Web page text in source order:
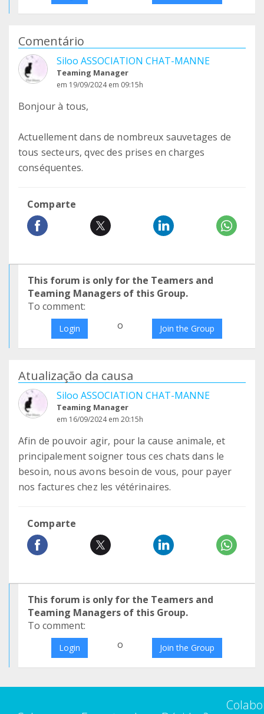
Comentário
Siloo ASSOCIATION CHAT-MANNE
Teaming Manager
em 19/09/2024 em 09:15h
Bonjour à tous,
Actuellement dans de nombreux sauvetages de
tous secteurs, qvec des prises en charges
conséquentes.
Comparte
This forum is only for the Teamers and
Teaming Managers of this Group.
To comment:
Login o Join the Group
Atualização da causa
Siloo ASSOCIATION CHAT-MANNE
Teaming Manager
em 16/09/2024 em 20:15h
Afin de pouvoir agir, pour la cause animale, et
principalement soigner tous ces chats dans le
besoin, nous avons besoin de vous, pour payer
nos factures chez les vétérinaires.
Comparte
This forum is only for the Teamers and
Teaming Managers of this Group.
To comment:
Login o Join the Group